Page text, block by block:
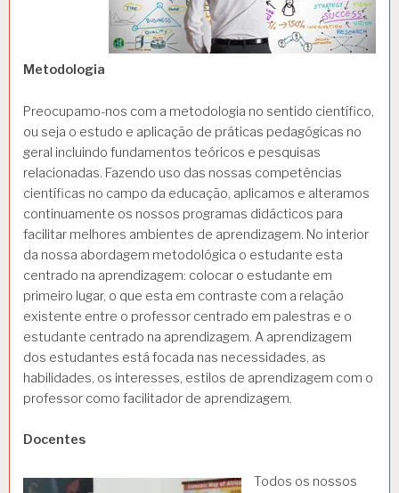
Metodologia
Preocupamo-nos com a metodologia no sentido científico,
ou seja o estudo e aplicação de práticas pedagógicas no
geral incluindo fundamentos teóricos e pesquisas
relacionadas. Fazendo uso das nossas competências
científicas no campo da educação, aplicamos e alteramos
continuamente os nossos programas didácticos para
facilitar melhores ambientes de aprendizagem. No interior
da nossa abordagem metodológica o estudante esta
centrado na aprendizagem: colocar o estudante em
primeiro lugar, o que esta em contraste com a relação
existente entre o professor centrado em palestras e o
estudante centrado na aprendizagem. A aprendizagem
dos estudantes está focada nas necessidades, as
habilidades, os interesses, estilos de aprendizagem com o
professor como facilitador de aprendizagem.
Docentes
Todos os nossos